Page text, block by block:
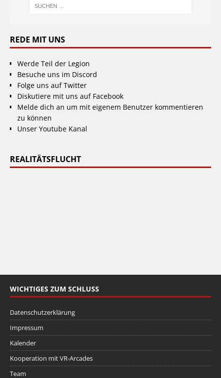
REDE MIT UNS
Werde Teil der Legion
Besuche uns im Discord
Folge uns auf Twitter
Diskutiere mit uns auf Facebook
Melde dich an um mit eigenem Benutzer kommentieren
zu können
Unser Youtube Kanal
REALITÄTSFLUCHT
WICHTIGES ZUM SCHLUSS
Datenschutzerklärung
Impressum
Kalender
Kooperation mit VR-Arcades
Team